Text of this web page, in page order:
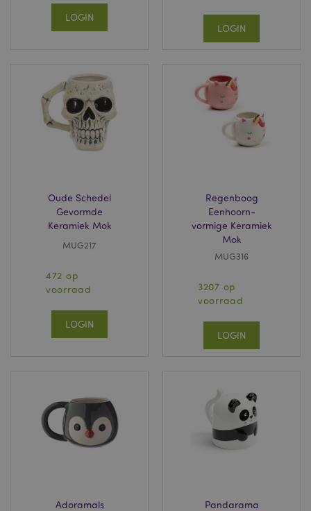
LOGIN
LOGIN
Oude Schedel
Gevormde
Keramiek Mok
MUG217
472 op
voorraad
LOGIN
Regenboog
Eenhoorn-
vormige Keramiek
Mok
MUG316
3207 op
voorraad
LOGIN
Adoramals
Pandarama